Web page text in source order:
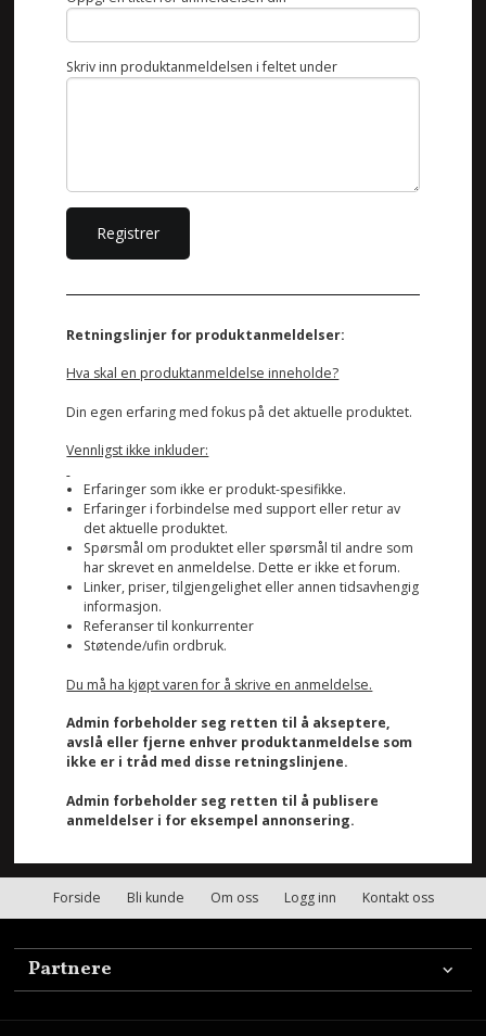
Skriv inn produktanmeldelsen i feltet under
Retningslinjer for produktanmeldelser:
Hva skal en produktanmeldelse inneholde?
Din egen erfaring med fokus på det aktuelle produktet.
Vennligst ikke inkluder:
Erfaringer som ikke er produkt-spesifikke.
Erfaringer i forbindelse med support eller retur av
det aktuelle produktet.
Spørsmål om produktet eller spørsmål til andre som
har skrevet en anmeldelse. Dette er ikke et forum.
Linker, priser, tilgjengelighet eller annen tidsavhengig
informasjon.
Referanser til konkurrenter
Støtende/ufin ordbruk.
Du må ha kjøpt varen for å skrive en anmeldelse.
Admin forbeholder seg retten til å akseptere,
avslå eller fjerne enhver produktanmeldelse som
ikke er i tråd med disse retningslinjene.
Admin forbeholder seg retten til å publisere
anmeldelser i for eksempel annonsering.
Forside Bli kunde Om oss Logg inn Kontakt oss
Partnere